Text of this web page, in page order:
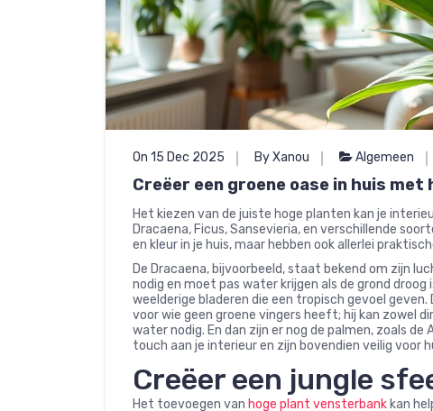
On 15 Dec 2025 By Xanou Algemeen
Creëer een groene oase in huis
Het kiezen van de juiste hoge planten kan je
Dracaena, Ficus, Sansevieria, en verschillende
en kleur in je huis, maar hebben ook allerlei
De Dracaena, bijvoorbeeld, staat bekend om zijn
nodig en moet pas water krijgen als de grond droog
weelderige bladeren die een tropisch gevoel
voor wie geen groene vingers heeft; hij kan zowel
water nodig. En dan zijn er nog de palmen, zoals
touch aan je interieur en zijn bovendien veilig voor
Creëer een jungle
Het toevoegen van hoge plant vensterbank kan